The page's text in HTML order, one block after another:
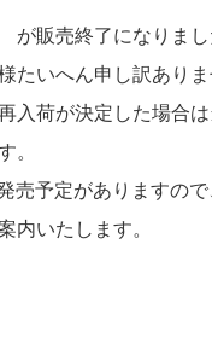
が販売終了になりまし
たいへん申し訳ありま
入荷が決定した場合
。
売予定がありますの
内いたします。